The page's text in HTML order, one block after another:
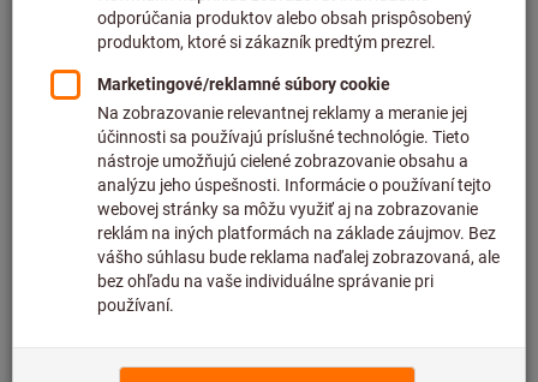
Do nákupného košíka
Predpokladaný čas dodania: 2 – 3 týždne
Upozorňujeme, že dodacia lehota a obmedzená rada:
Túto položku pre Vás objednávame priamo od výrobcu,
pretože nie je súčasťou nášho hlavného sortimentu, a
preto ju nemáme na sklade.
Informácie
Pridať do zoznamu želaní